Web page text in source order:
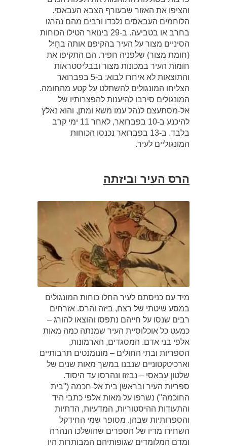
והציפו את האזור שבעורף הצבא העבאסי.
הלוחמים העבאסים נלכדו ורבים מהם נהרגו
בחרב או בטביעה. ב-29 בינואר הטילו הכוחות
הסיניים מצור על העיר בהקיפם אותה בחַיִל
(חומת מצור) שלפניה חפיר. הם התקיפו את
חומות העיר במכונות מצור ובבליסטראות
והתוצאות לא איחרו לבוא: ב-5 בפברואר
הצליחו המונגולים להשתלט על קטע מהחומה.
המונגולים סירבו להיענות להפצרותיו של
אל-מסתעצם לנהל עמו משא ומתן, והוא נאלץ
להיכנע ב-10 בפברואר, לאחר 11 ימי קרב
בלבד. ב-13 בפברואר נכנסו הכוחות
המונגוליים לעיר.
הרס העיר וביזתה
מיד עם כניסתם לעיר החלו כוחות המונגולים
במסע שיטתי של רצח, ביזה והרס. אזרחים
רבים שנסו על חייהם נתפסו והוצאו להורג –
כמעט כל אוכלוסיית העיר שמנתה כמה מאות
אלפי בני אדם. המסגדים, הארמונות,
הספריות ובתי החולים – מונומנטים תרבותיים
וארכיטקטוניים שנבנו במשך מאות שנים של
שלטון עבאסי – נבזזו ונהרסו עד היסוד.
ספריות העיר ובראשן בית אל-חכמה ("בית
החוכמה") נשרפו על מאות אלפי כתבי היד
והתעודות ההיסטוריות, המדעיות, הדתיות
והספרותיות שבהן. מסופר שמי החידקל
השחירו מדיו של הספרים שהושלכו הנהרה
ומדם המלומדים שגופותיהם המבותרות היו